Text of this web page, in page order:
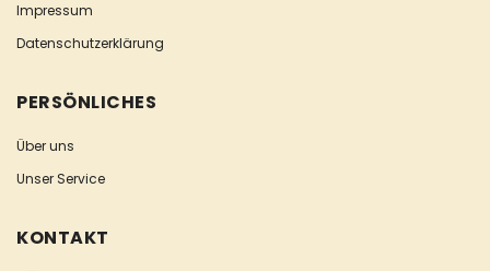
Impressum
Datenschutzerklärung
PERSÖNLICHES
Über uns
Unser Service
KONTAKT